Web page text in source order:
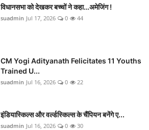
विधानसभा को देखकर बच्चों ने कहा…अमेजिंग !
suadmin Jul 17, 2026 0 44
CM Yogi Adityanath Felicitates 11 Youths
Trained U...
suadmin Jul 16, 2026 0 22
इंडियास्किल्स और वर्ल्डस्किल्स के चैंपियन बनेंगे ए...
suadmin Jul 16, 2026 0 30